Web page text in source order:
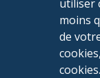
utiliser
moins
de
cookies.